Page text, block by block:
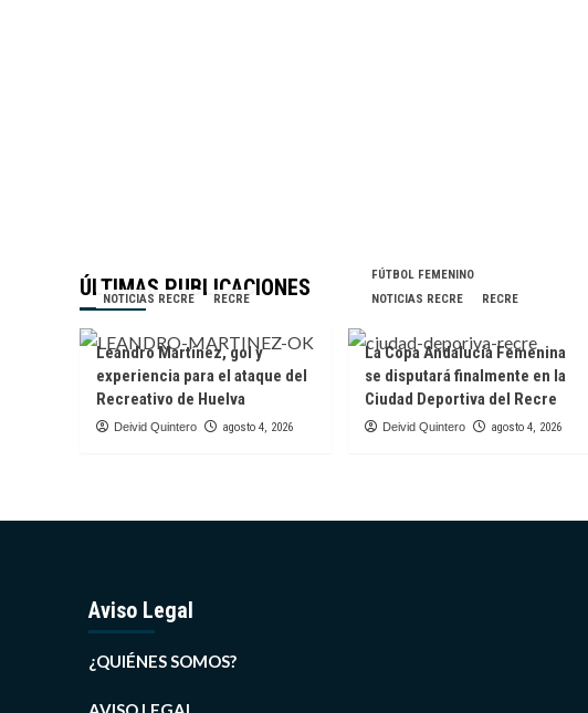
ÚLTIMAS PUBLICACIONES
NOTICIAS RECRE RECRE
Leandro Martínez, gol y
experiencia para el ataque del
Recreativo de Huelva
Deivid Quintero agosto 4, 2026
FÚTBOL FEMENINO
NOTICIAS RECRE
RECRE
La Copa Andalucía Femenina
se disputará finalmente en la
Ciudad Deportiva del Recre
Deivid Quintero agosto 4, 2026
Aviso Legal
¿QUIÉNES SOMOS?